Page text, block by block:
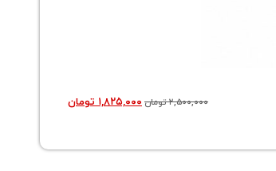
۲,۵۰۰,۰۰۰تومان۱,۸۲۵,۰۰۰ تومان